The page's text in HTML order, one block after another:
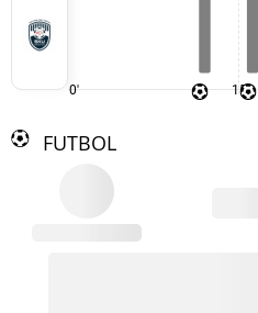
0' 15'
FUTBOL